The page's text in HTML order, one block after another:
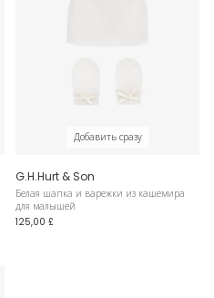
Добавить сразу
G.H.Hurt & Son
Белая шапка и варежки из кашемира
для малышей
125,00 £